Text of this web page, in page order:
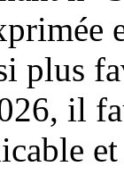
plus
il